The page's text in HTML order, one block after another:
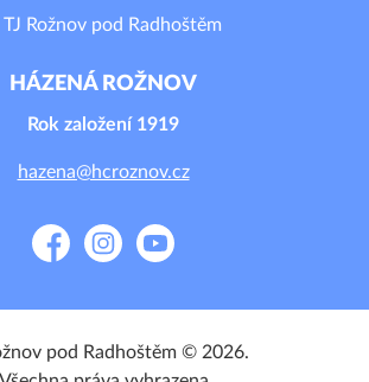
HÁZENÁ ROŽNOV
Rok založení 1919
hazena@hcroznov.cz
FacebookInstagramYouTube
pod Radhoštěm © 2026.